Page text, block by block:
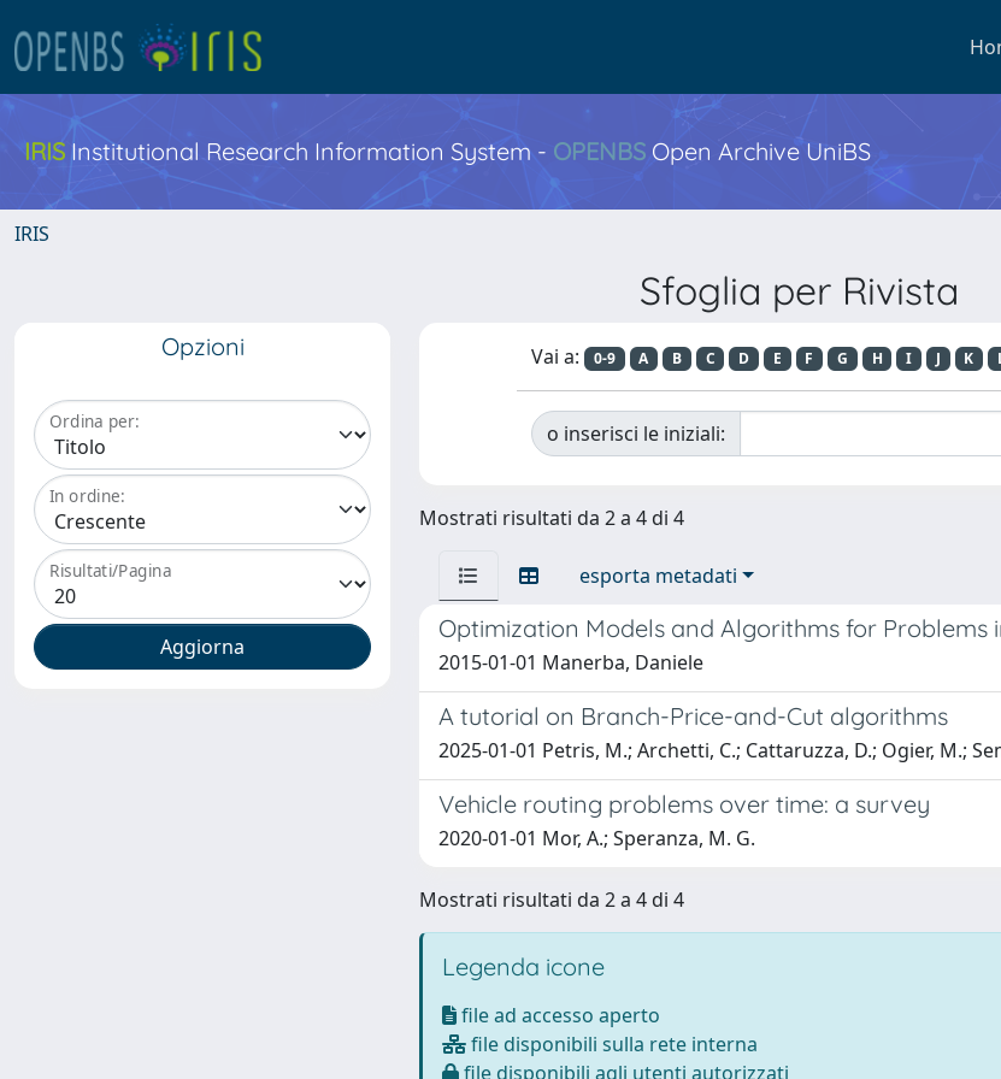
IRIS Institutional Research Information System - OPENBS Open Archive UniBS
IRIS
Sfoglia per Rivista
Opzioni
Ordina per:
In ordine:
Risultati/Pagina
Vai a: 0-9 A B C D E F G H I J K
o inserisci le iniziali:
Mostrati risultati da 2 a 4 di 4
esporta metadati
Optimization Models and Algorithms for Problems
2015-01-01 Manerba, Daniele
A tutorial on Branch-Price-and-Cut algorithms
2025-01-01 Petris, M.; Archetti, C.; Cattaruzza, D.; Ogier, M.;
Vehicle routing problems over time: a survey
2020-01-01 Mor, A.; Speranza, M. G.
Mostrati risultati da 2 a 4 di 4
Legenda icone
file ad accesso aperto
file disponibili sulla rete interna
file disponibili agli utenti autorizzati